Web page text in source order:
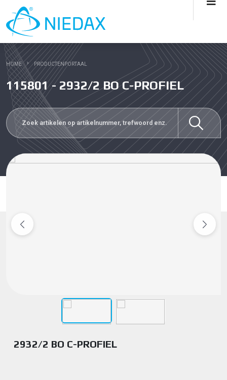
HOME PRODUCTENPORTAAL
115801 - 2932/2 BO C-PROFIEL
2932/2 BO C-PROFIEL